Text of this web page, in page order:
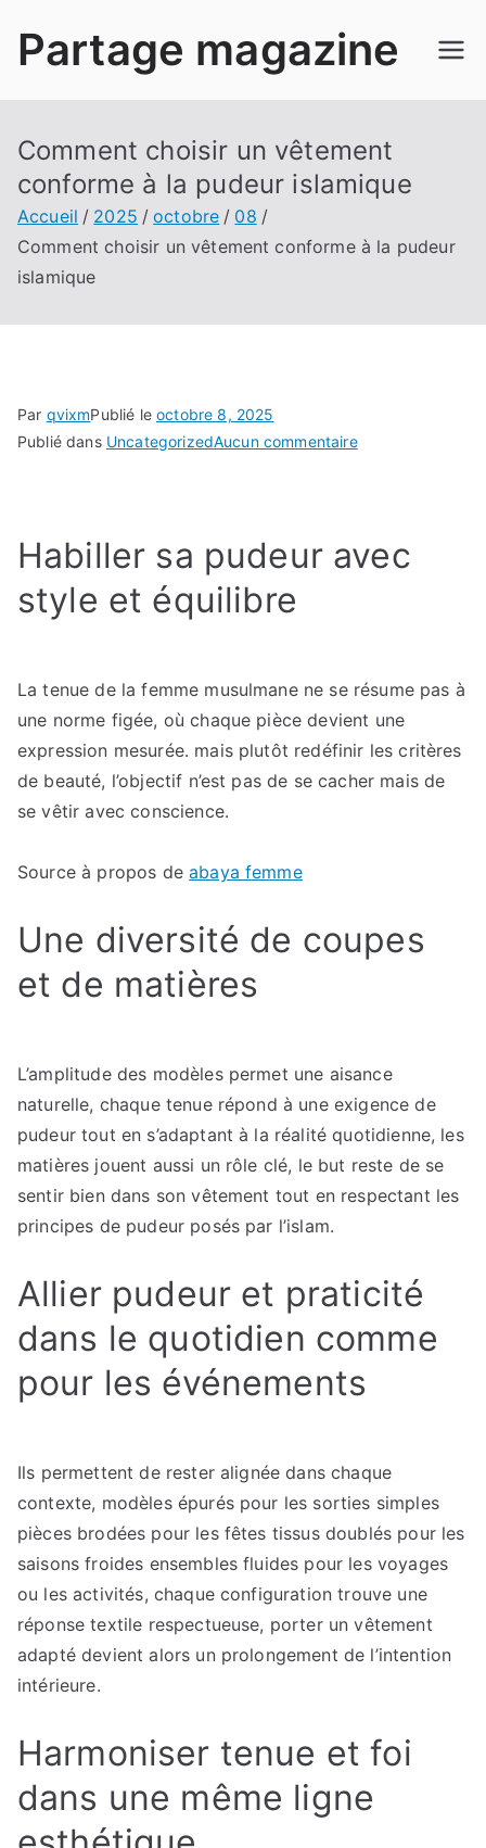
Partage magazine
Comment choisir un vêtement
conforme à la pudeur islamique
Accueil 2025 octobre
08
Comment choisir un vêtement conforme à la pudeur
islamique
Par qvixmPublié leoctobre 8, 2025
Publié dans UncategorizedAucun commentairesur
vêtement
islamique
Habiller sa pudeur avec
style et équilibre
La tenue de la femme musulmane ne se résume pas à
une norme figée, où chaque pièce devient une
expression mesurée. mais plutôt redéfinir les critères
de beauté, l’objectif n’est pas de se cacher mais de
se vêtir avec conscience.
Source à propos deabaya femme
Une diversité de coupes
et de matières
L’amplitude des modèles permet une aisance
naturelle, chaque tenue répond à une exigence de
pudeur tout en s’adaptant à la réalité quotidienne, les
matières jouent aussi un rôle clé, le but reste de se
sentir bien dans son vêtement tout en respectant les
principes de pudeur posés par l’islam.
Allier pudeur et praticité
dans le quotidien comme
pour les événements
Ils permettent de rester alignée dans chaque
contexte, modèles épurés pour les sorties simples
pièces brodées pour les fêtes tissus doublés pour les
saisons froides ensembles fluides pour les voyages
ou les activités, chaque configuration trouve une
réponse textile respectueuse, porter un vêtement
adapté devient alors un prolongement de l’intention
intérieure.
Harmoniser tenue et foi
dans une même ligne